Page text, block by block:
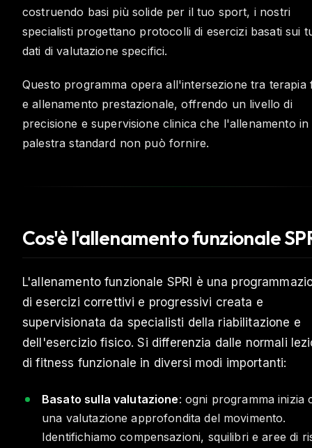
costruendo basi più solide per il tuo sport, i nostri
specialisti progettano protocolli di esercizi basati sui
dati di valutazione specifici.
Questo programma opera all'intersezione tra terapia
e allenamento prestazionale, offrendo un livello di
precisione e supervisione clinica che l'allenamento in
palestra standard non può fornire.
Cos'è l'allenamento funzionale
L'allenamento funzionale SPRI è una
di esercizi correttivi e progressivi creata e
supervisionata da specialisti della riabilitazione e
dell'esercizio fisico. Si differenzia dalle normali
di fitness funzionale in diversi modi importanti:
Basato sulla valutazione: ogni programma inizia
una valutazione approfondita del movimento.
Identifichiamo compensazioni, squilibri e aree di